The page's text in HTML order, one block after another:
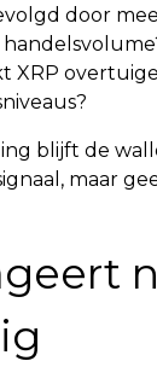
door
XRP
blijft de
maar